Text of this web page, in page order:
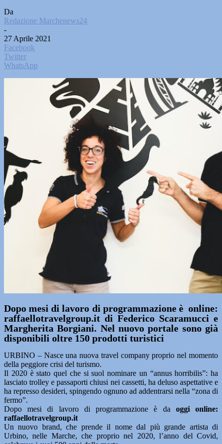
Da
Redazione Marchenews24
-
27 Aprile 2021
Facebook
Twitter
WhatsApp
Dopo mesi di lavoro di programmazione è online:
raffaellotravelgroup.it di Federico Scaramucci e
Margherita Borgiani. Nel nuovo portale sono già
disponibili oltre 150 prodotti turistici
URBINO – Nasce una nuova travel company proprio nel momento
della peggiore crisi del turismo.
Il 2020 è stato quel che si suol nominare un “annus horribilis”: ha
lasciato trolley e passaporti chiusi nei cassetti, ha deluso aspettative e
ha represso desideri, spingendo ognuno ad addentrarsi nella “zona di
fermo”.
Dopo mesi di lavoro di programmazione è da oggi online:
raffaellotravelgroup.it
Un nuovo brand, che prende il nome dal più grande artista di
Urbino, nelle Marche, che proprio nel 2020, l’anno del Covid,